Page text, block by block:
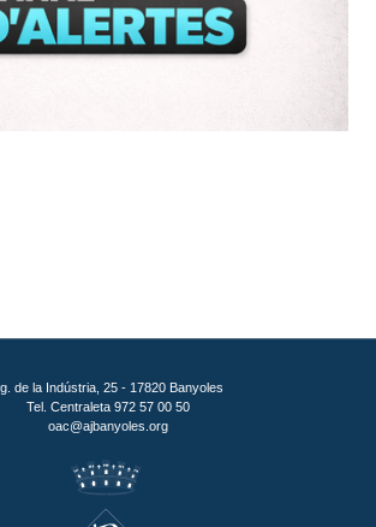
de la Indústria, 25 - 17820 Banyoles
Tel. Centraleta 972 57 00 50
oac@ajbanyoles.org